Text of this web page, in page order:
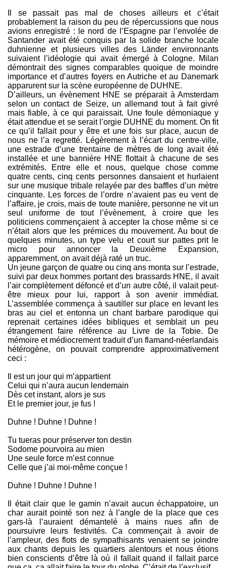
Il se passait pas mal de choses ailleurs et c’était
probablement la raison du peu de répercussions que nous
avions enregistré : le nord de l’Espagne par l’envolée de
Santander avait été conquis par la solide branche locale
duhnienne et plusieurs villes des Länder environnants
suivaient l’idéologie qui avait émergé à Cologne. Milan
démontrait des signes comparables quoique de moindre
importance et d’autres foyers en Autriche et au Danemark
apparurent sur la scène européenne de DUHNE.
D’ailleurs, un évènement HNE se préparait à Amsterdam
selon un contact de Seize, un allemand tout à fait givré
mais fiable, à ce qui paraissait. Une foule démoniaque y
était attendue et se serait l’orgie DUHNE du moment. On fit
ce qu’il fallait pour y être et une fois sur place, aucun de
nous ne l’a regretté. Légèrement à l’écart du centre-ville,
une estrade d’une trentaine de mètres de long avait été
installée et une bannière HNE flottait à chacune de ses
extrémités. Entre elle et nous, quelque chose comme
quatre cents, cinq cents personnes dansaient et hurlaient
sur une musique tribale relayée par des baffles d’un mètre
cinquante. Les forces de l’ordre n’avaient pas eu vent de
l’affaire, je crois, mais de toute manière, personne ne vit un
seul uniforme de tout l’évènement, à croire que les
politiciens commençaient à accepter la chose même si ce
n’était alors que les prémices du mouvement. Au bout de
quelques minutes, un type velu et court sur pattes prit le
micro pour annoncer la Deuxième Expansion,
apparemment, on avait déjà raté un truc.
Un jeune garçon de quatre ou cinq ans monta sur l’estrade,
suivi par deux hommes portant des brassards HNE, il avait
l’air complètement défoncé et d’un autre côté, il valait peut-
être mieux pour lui, rapport à son avenir immédiat.
L’assemblée commença à sautiller sur place en levant les
bras au ciel et entonna un chant barbare parodique qui
reprenait certaines idées bibliques et semblait un peu
étrangement faire référence au Livre de la Tobie. De
mémoire et médiocrement traduit d’un flamand-néerlandais
hétérogène, on pouvait comprendre approximativement
ceci :
Il est un jour qui m’appartient
Celui qui n’aura aucun lendemain
Dès cet instant, alors je sus
Et le premier jour, je fus !
Duhne ! Duhne ! Duhne !
Tu tueras pour préserver ton destin
Sodome pourvoira au mien
Une seule force m’est connue
Celle que j’ai moi-même conçue !
Duhne ! Duhne ! Duhne !
Il était clair que le gamin n’avait aucun échappatoire, un
char aurait pointé son nez à l’angle de la place que ces
gars-là l’auraient démantelé à mains nues afin de
poursuivre leurs festivités. Ca commençait à avoir de
l’ampleur, des flots de sympathisants venaient se joindre
aux chants depuis les quartiers alentours et nous étions
bien conscients d’être là où il fallait quand il fallait parce